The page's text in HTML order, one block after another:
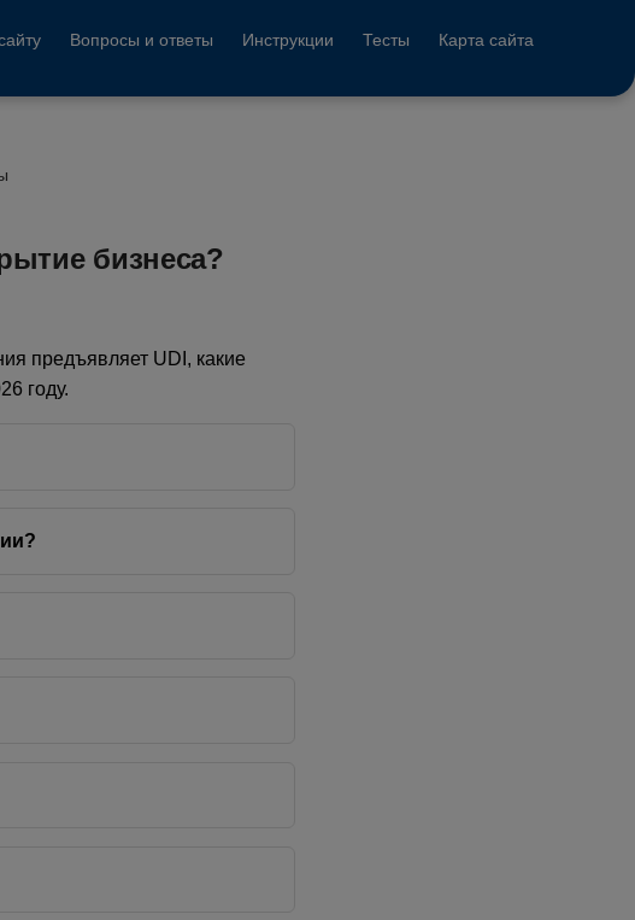
Вопросы и ответы Инструкции Тесты Карта сайта
бизнеса?
предъявляет UDI, какие
году.